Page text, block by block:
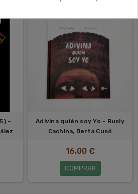
–
Adivina quién soy Yo - Rusly
Cachina, Berta Cusó
16,00 €
COMPRAR